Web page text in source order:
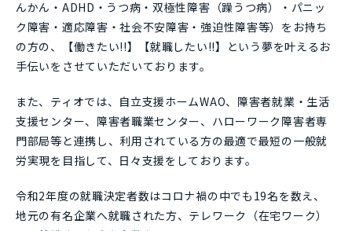
んかん・ADHD・うつ病・双極性障害（躁うつ病）・パニッ
ク障害・適応障害・社会不安障害・強迫性障害等）をお持ち
の方の、【働きたい!!】【就職したい!!】という夢を叶えるお
手伝いをさせていただいております。
また、ティオでは、自立支援ホームWAO、障害者就業・生活
支援センター、障害者職業センター、ハローワーク障害者専
門部局等と連携し、利用されている方の最適で最短の一般就
労実現を目指して、日々支援をしております。
令和2年度の就職決定者数はコロナ禍の中でも19名を数え、
地元の有名企業へ就職された方、テレワーク（在宅ワーク）